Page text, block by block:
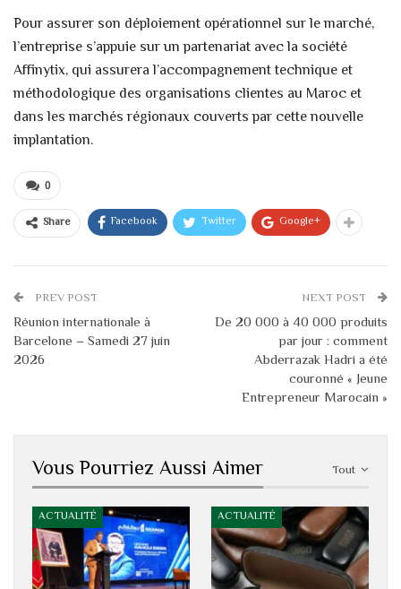
Pour assurer son déploiement opérationnel sur le marché,
l’entreprise s’appuie sur un partenariat avec la société
Affinytix, qui assurera l’accompagnement technique et
méthodologique des organisations clientes au Maroc et
dans les marchés régionaux couverts par cette nouvelle
implantation.
0
Share Facebook Twitter Google+
PREV POST
Réunion internationale à
Barcelone – Samedi 27 juin
2026
NEXT POST
De 20 000 à 40 000 produits
par jour : comment
Abderrazak Hadri a été
couronné « Jeune
Entrepreneur Marocain »
Tout
Vous Pourriez Aussi Aimer
ACTUALITÉ ACTUALITÉ